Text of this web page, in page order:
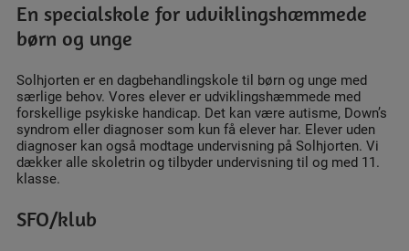
En specialskole for udviklingshæmmede
børn og unge
Solhjorten er en dagbehandlingskole til børn og unge med
særlige behov. Vores elever er udviklingshæmmede med
forskellige psykiske handicap. Det kan være autisme, Down’s
syndrom eller diagnoser som kun få elever har. Elever uden
diagnoser kan også modtage undervisning på Solhjorten. Vi
dækker alle skoletrin og tilbyder undervisning til og med 11.
klasse.
SFO/klub